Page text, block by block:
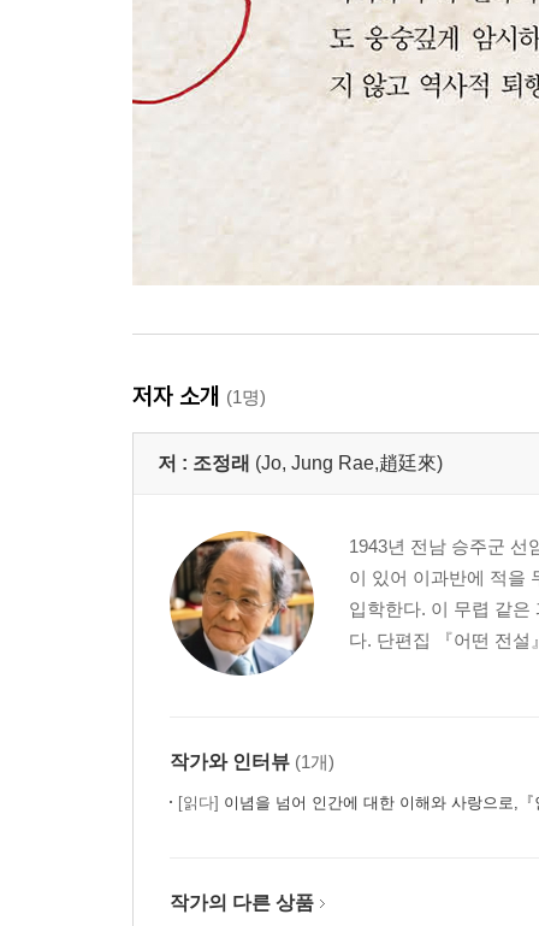
저자 소개 (1명)
저 : 조정래 (Jo, Jung Rae,趙廷來)
1943년 전남 승주군 선
이 있어 이과반에 적을
입학한다. 이 무렵 같은
다. 단편집 『어떤 전설
작가와 인터뷰 (1개)
[읽다] 이념을 넘어 인간에 대한 이해와 사랑으로,『인
작가의 다른 상품